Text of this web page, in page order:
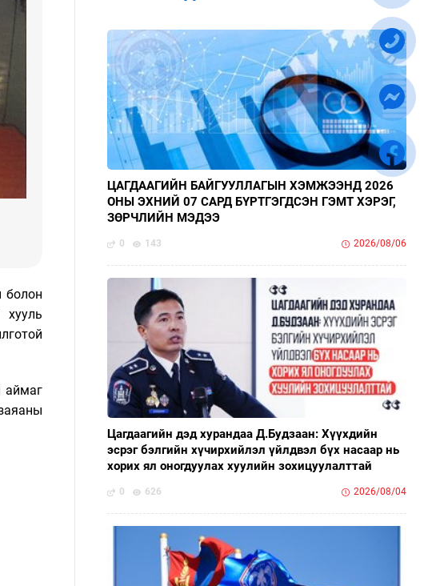
болон
аймаг
ЦАГДААГИЙН БАЙГУУЛЛАГЫН ХЭМЖЭЭНД 2026
ОНЫ ЭХНИЙ 07 САРД БҮРТГЭГДСЭН ГЭМТ ХЭРЭГ,
ЗӨРЧЛИЙН МЭДЭЭ
0 143 2026/08/06
Цагдаагийн дэд хурандаа Д.Будзаан: Хүүхдийн
эсрэг бэлгийн хүчирхийлэл үйлдвэл бүх насаар нь
хорих ял оногдуулах хуулийн зохицуулалттай
0 626 2026/08/04